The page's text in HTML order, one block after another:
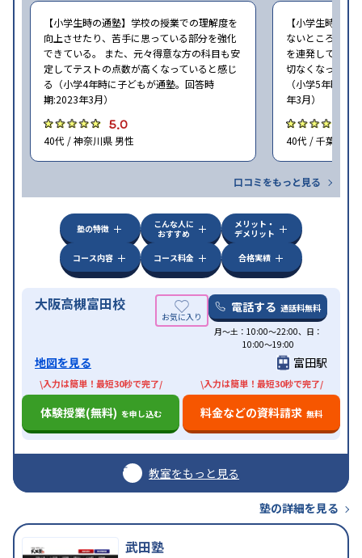
【小学生時の通塾】学校の授業での理解度を
向上させたり、苦手に思っている部分を強化
できている。 また、元々得意な方の科目も安
定してテストの点数が高くなっていると感じ
る（小学4年時に子どもが通塾。回答時
期:2023年3月）
5.0
40代 / 神奈川県 男性
【小学生時の通
ないところがあ
を連発していた
切なくなった。
（小学5年時に
年3月）
40代 / 千葉県 女
口コミをもっと見る
塾の特徴
こんな人に
おすすめ
メリット・
デメリット
コース内容
コース料金 合格実績
大阪高槻富田校 電話する 通話料無料
月〜土：10:00〜22:00、日：
10:00〜19:00
地図を見る 富田駅
\入力は簡単！最短30秒で完了/
体験授業(無料) を申し込む
\入力は簡単！最短30秒で完了/
料金などの資料請求 無料
教室をもっと見る
塾の詳細を見る
武田塾